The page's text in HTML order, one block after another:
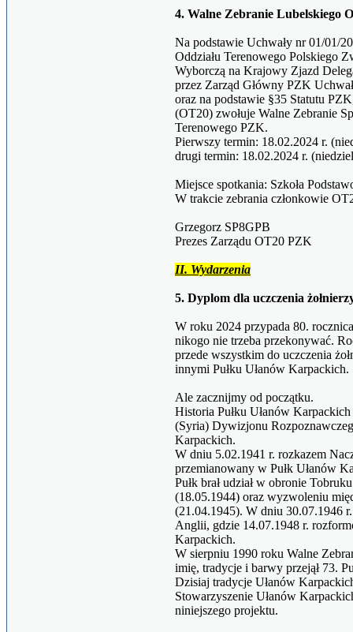
4. Walne Zebranie Lubelskiego
Na podstawie Uchwały nr 01/01/
Oddziału Terenowego Polskiego
Wyborczą na Krajowy Zjazd
przez Zarząd Główny PZK
oraz na podstawie §35 Statutu
(OT20) zwołuje Walne Zebranie
Terenowego PZK.
Pierwszy termin: 18.02.2024 r.
drugi termin: 18.02.2024 r.
Miejsce spotkania: Szkoła
W trakcie zebrania członkowie
Grzegorz SP8GPB
Prezes Zarządu OT20 PZK
II. Wydarzenia
5. Dyplom dla uczczenia
W roku 2024 przypada 80.
nikogo nie trzeba przekonywać.
przede wszystkim do uczczenia
innymi Pułku Ułanów Karpackich.
Ale zacznijmy od początku.
Historia Pułku Ułanów
(Syria) Dywizjonu
Karpackich.
W dniu 5.02.1941 r. rozkazem
przemianowany w Pułk Ułanów
Pułk brał udział w obronie
(18.05.1944) oraz wyzwoleniu
(21.04.1945). W dniu 30.07.1946
Anglii, gdzie 14.07.1948 r.
Karpackich.
W sierpniu 1990 roku Walne
imię, tradycje i barwy przejął 73.
Dzisiaj tradycje Ułanów
Stowarzyszenie Ułanów
niniejszego projektu.